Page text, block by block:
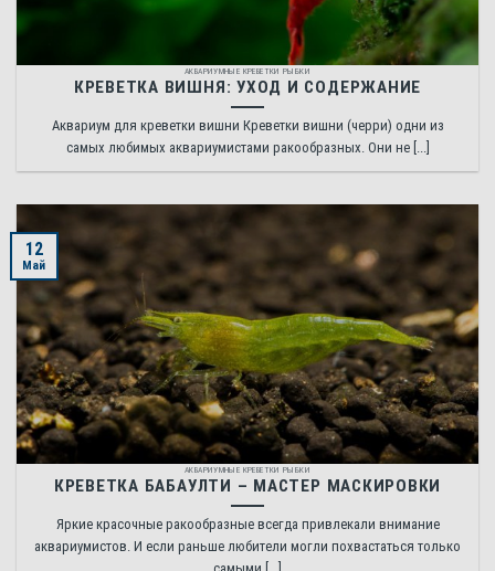
АКВАРИУМНЫЕ КРЕВЕТКИ РЫБКИ
КРЕВЕТКА ВИШНЯ: УХОД И СОДЕРЖАНИЕ
Аквариум для креветки вишни Креветки вишни (черри) одни из
самых любимых аквариумистами ракообразных. Они не [...]
АКВАРИУМНЫЕ КРЕВЕТКИ РЫБКИ
КРЕВЕТКА БАБАУЛТИ – МАСТЕР МАСКИРОВКИ
Яркие красочные ракообразные всегда привлекали внимание
аквариумистов. И если раньше любители могли похвастаться только
12
Май